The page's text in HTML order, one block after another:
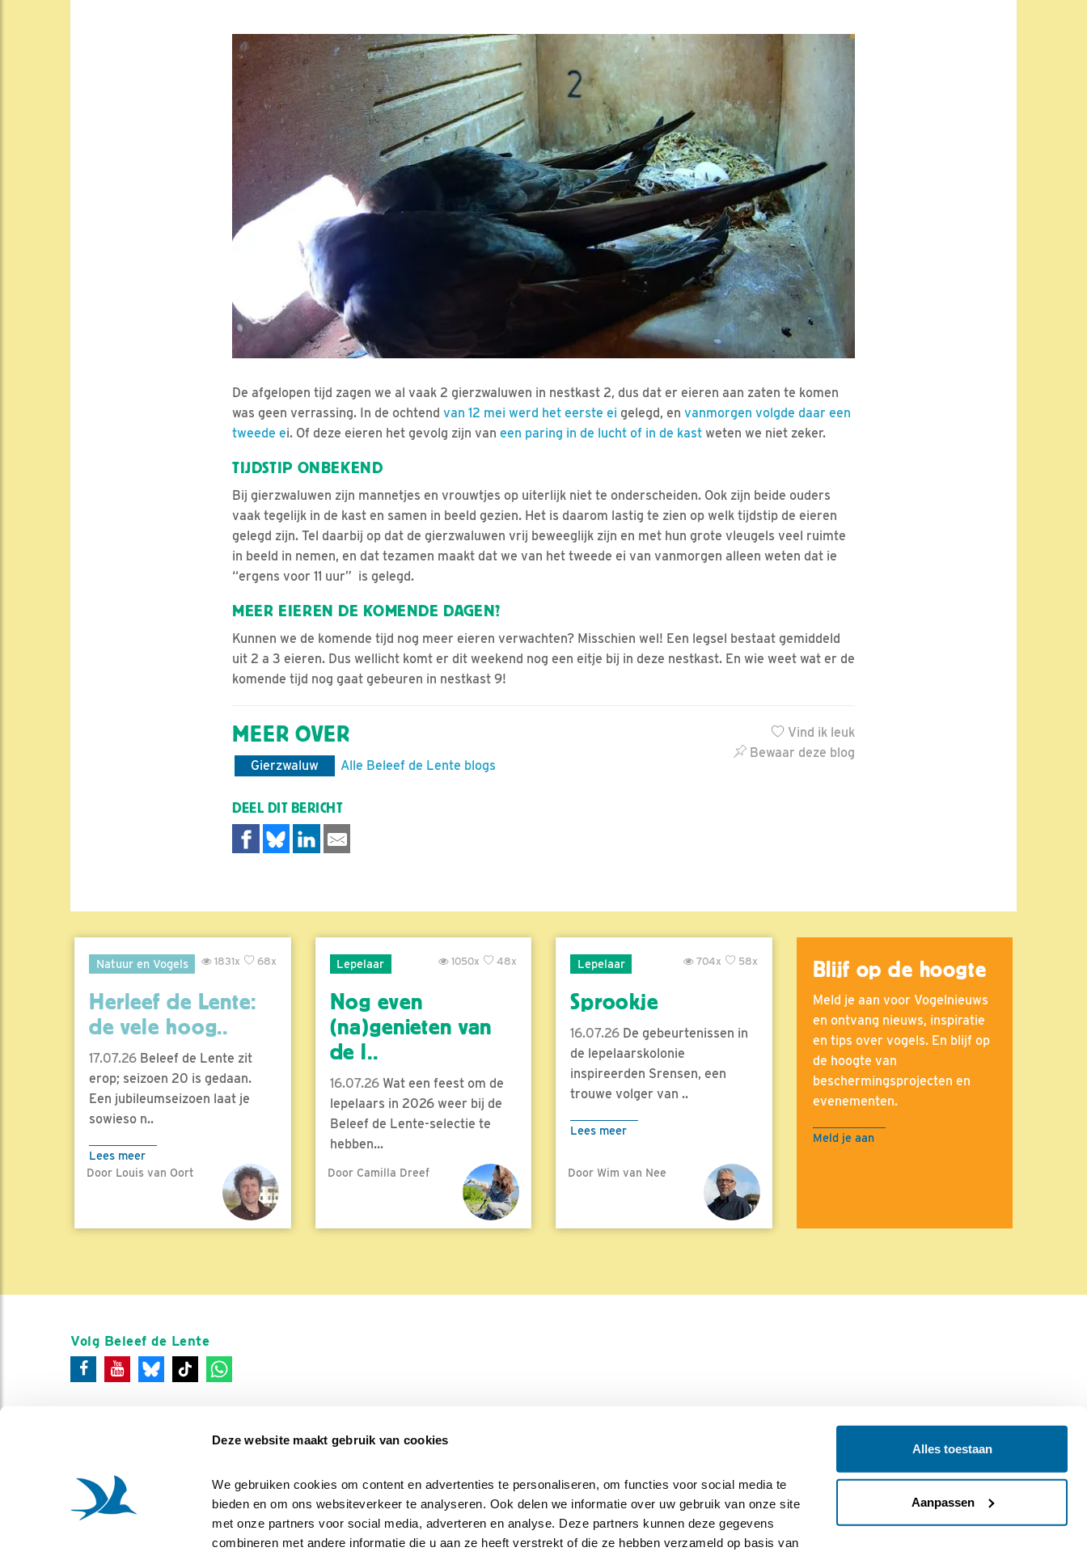
Deze website maakt gebruik van cookies
We gebruiken cookies om content en advertenties te personaliseren, om functies voor social media te
bieden en om ons websiteverkeer te analyseren. Ook delen we informatie over uw gebruik van onze site
met onze partners voor social media, adverteren en analyse. Deze partners kunnen deze gegevens
combineren met andere informatie die u aan ze heeft verstrekt of die ze hebben verzameld op basis van
Alles toestaan
Aanpassen
De afgelopen tijd zagen we al vaak 2 gierzwaluwen in nestkast 2, dus dat er eieren aan zaten te komen
was geen verrassing. In de ochtend van 12 mei werd het eerste ei gelegd, en vanmorgen volgde daar een
tweede ei. Of deze eieren het gevolg zijn van een paring in de lucht of in de kast weten we niet zeker.
TIJDSTIP ONBEKEND
Bij gierzwaluwen zijn mannetjes en vrouwtjes op uiterlijk niet te onderscheiden. Ook zijn beide ouders
vaak tegelijk in de kast en samen in beeld gezien. Het is daarom lastig te zien op welk tijdstip de eieren
gelegd zijn. Tel daarbij op dat de gierzwaluwen vrij beweeglijk zijn en met hun grote vleugels veel ruimte
in beeld in nemen, en dat tezamen maakt dat we van het tweede ei van vanmorgen alleen weten dat ie
“ergens voor 11 uur” is gelegd.
MEER EIEREN DE KOMENDE DAGEN?
Kunnen we de komende tijd nog meer eieren verwachten? Misschien wel! Een legsel bestaat gemiddeld
uit 2 a 3 eieren. Dus wellicht komt er dit weekend nog een eitje bij in deze nestkast. En wie weet wat er de
komende tijd nog gaat gebeuren in nestkast 9!
Vind ik leuk
Bewaar deze blog
MEER OVER
Gierzwaluw Alle Beleef de Lente blogs
DEEL DIT BERICHT
Natuur en Vogels 68x
1831x
Herleef de Lente:
de vele hoog..
17.07.26 Beleef de Lente zit
erop; seizoen 20 is gedaan.
Een jubileumseizoen laat je
sowieso n..
Lees meer
Door Louis van Oort
Lepelaar 48x
1050x
Nog even
(na)genieten van
de l..
16.07.26Wat een feest om de
lepelaars in 2026 weer bij de
Beleef de Lente-selectie te
hebben...
Lees meer
Door Camilla Dreef
Lepelaar 58x
704x
Sprookje
16.07.26 De gebeurtenissen in
de lepelaarskolonie
inspireerden Srensen, een
trouwe volger van ..
Lees meer
Door Wim van Nee
Blijf op de hoogte
Meld je aan voor Vogelnieuws
en ontvang nieuws, inspiratie
en tips over vogels. En blijf op
de hoogte van
beschermingsprojecten en
evenementen.
Meld je aan
Volg Beleef de Lente
Colofon